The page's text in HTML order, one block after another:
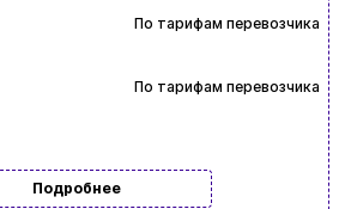
По тарифам перевозчика
По тарифам перевозчика
Подробнее